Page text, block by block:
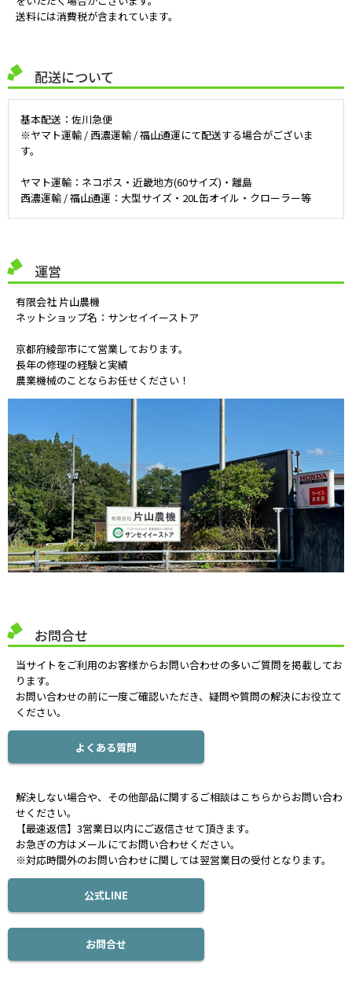
送料には消費税が含まれています。
配送について
基本配送：佐川急便
※ヤマト運輸 / 西濃運輸 / 福山通運にて配送する場合がございま
す。
ヤマト運輸：ネコポス・近畿地方(60サイズ)・離島
西濃運輸 / 福山通運：大型サイズ・20L缶オイル・クローラー等
運営
有限会社 片山農機
ネットショップ名：サンセイイーストア
京都府綾部市にて営業しております。
長年の修理の経験と実績
農業機械のことならお任せください！
お問合せ
当サイトをご利用のお客様からお問い合わせの多いご質問を掲載してお
ります。
お問い合わせの前に一度ご確認いただき、疑問や質問の解決にお役立て
ください。
よくある質問
解決しない場合や、その他部品に関するご相談はこちらからお問い合わ
せください。
【最速返信】3営業日以内にご返信させて頂きます。
お急ぎの方はメールにてお問い合わせください。
※対応時間外のお問い合わせに関しては翌営業日の受付となります。
公式LINE
お問合せ